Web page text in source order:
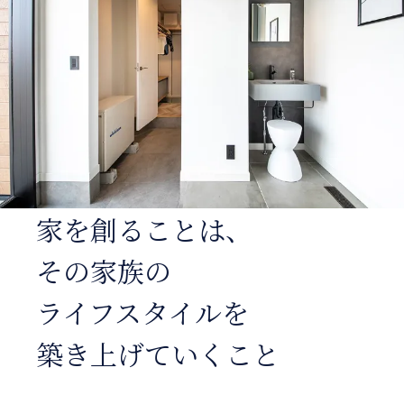
家を創ることは、
その家族の
ライフスタイルを
築き上げていくこと